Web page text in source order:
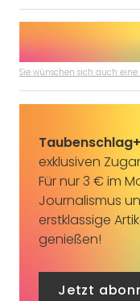
Sie wünschen sich auch
Taubenschlag+
exklusiven
Für nur 3 € im
Journalismus
erstklassige
genießen!
Jetzt